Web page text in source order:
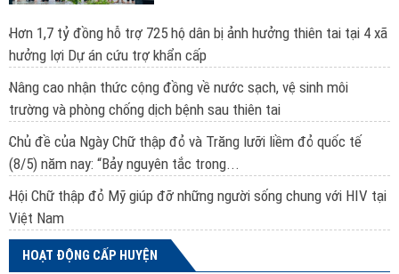
Hơn 1,7 tỷ đồng hỗ trợ 725 hộ dân bị ảnh hưởng thiên tai tại 4 xã
hưởng lợi Dự án cứu trợ khẩn cấp
Nâng cao nhận thức cộng đồng về nước sạch, vệ sinh môi
trường và phòng chống dịch bệnh sau thiên tai
Chủ đề của Ngày Chữ thập đỏ và Trăng lưỡi liềm đỏ quốc tế
(8/5) năm nay: “Bảy nguyên tắc trong...
Hội Chữ thập đỏ Mỹ giúp đỡ những người sống chung với HIV tại
Việt Nam
HOẠT ĐỘNG CẤP HUYỆN